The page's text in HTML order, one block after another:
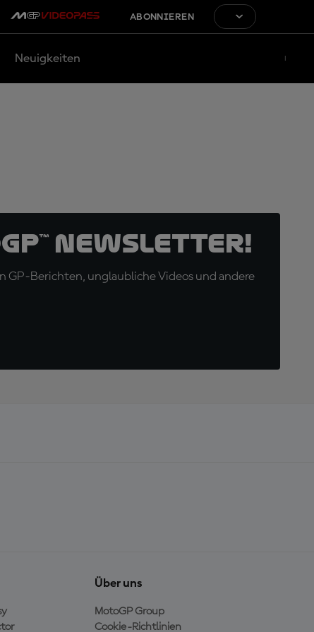
ABONNIEREN
Neuigkeiten
Newsletter!
GP-Berichten, unglaubliche Videos und andere
Über uns
MotoGP Group
Cookie-Richtlinien